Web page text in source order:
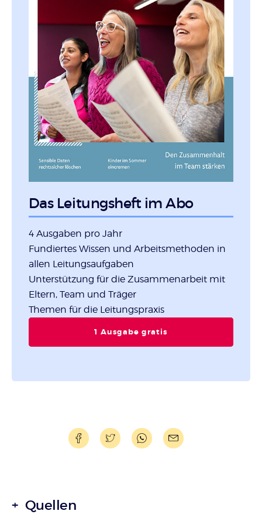
Das Leitungsheft im Abo
4 Ausgaben pro Jahr
Fundiertes Wissen und Arbeitsmethoden in
allen Leitungsaufgaben
Unterstützung für die Zusammenarbeit mit
Eltern, Team und Träger
Themen für die Leitungspraxis
1 Ausgabe gratis
Überschrift
Quellen